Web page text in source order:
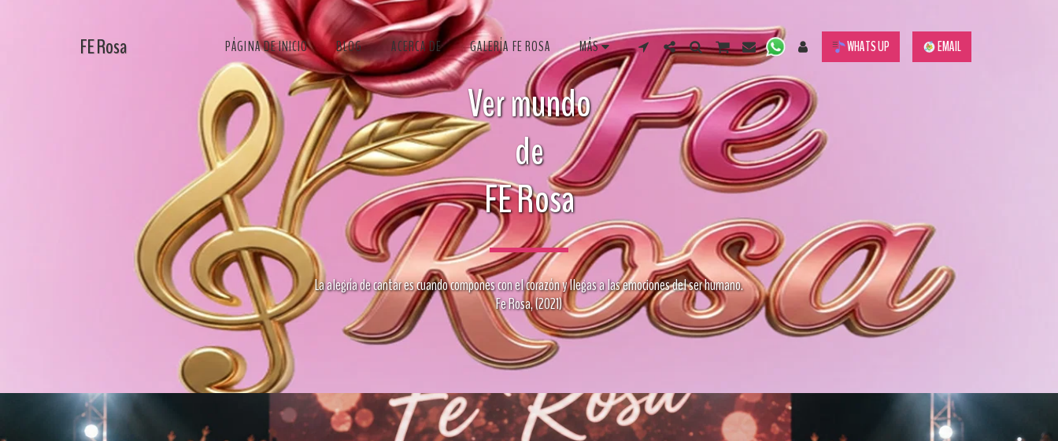
FE Rosa PÁGINA DE INICIO BLOG ACERCA DE GALERÍA FE ROSA MÁS WHATS UP EMAIL
Ver mundo
de
FE Rosa
La alegría de cantar es cuando compones con el corazón y llegas a las emociones del ser humano.
Fe Rosa, (2021)